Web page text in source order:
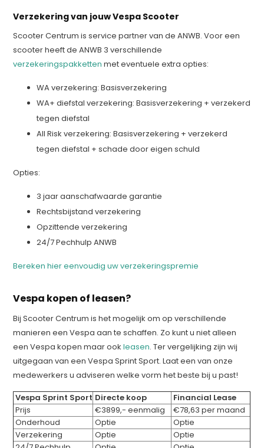
Verzekering van jouw Vespa Scooter
Scooter Centrum is service partner van de ANWB. Voor een
scooter heeft de ANWB 3 verschillende
verzekeringspakketten met eventuele extra opties:
WA verzekering: Basisverzekering
WA+ diefstal verzekering: Basisverzekering + verzekerd
tegen diefstal
All Risk verzekering: Basisverzekering + verzekerd
tegen diefstal + schade door eigen schuld
Opties:
3 jaar aanschafwaarde garantie
Rechtsbijstand verzekering
Opzittende verzekering
24/7 Pechhulp ANWB
Bereken hier eenvoudig uw verzekeringspremie
Vespa kopen of leasen?
Bij Scooter Centrum is het mogelijk om op verschillende
manieren een Vespa aan te schaffen. Zo kunt u niet alleen
een Vespa kopen maar ookleasen.Ter vergelijking zijn wij
uitgegaan van eenVespa Sprint Sport. Laat een van onze
medewerkers u adviseren welke vorm het beste bij u past!
Vespa Sprint Sport Directe koop
Financial Lease
Prijs
€3899,- eenmalig
€78,63 per maand
Onderhoud
Optie
Optie
Verzekering
Optie
Optie